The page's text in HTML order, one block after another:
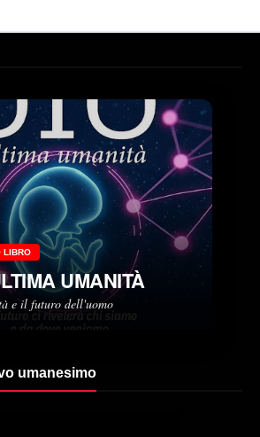
LIBRO
UMANITÀ
e il futuro dell'uomo
umanesimo